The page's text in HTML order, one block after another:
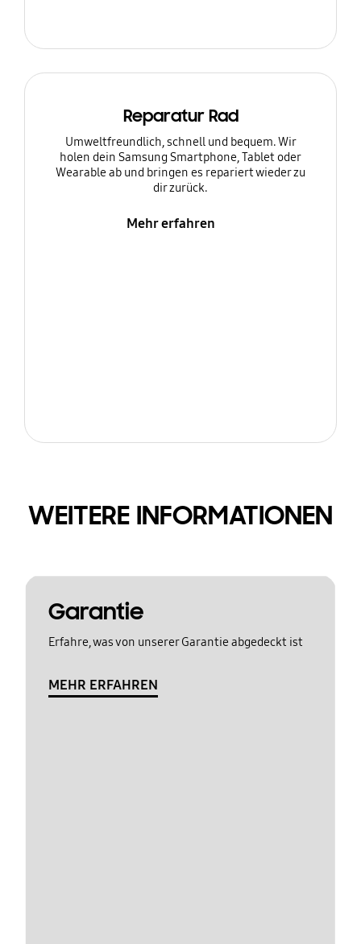
Reparatur Rad
Umweltfreundlich, schnell und bequem. Wir
holen dein Samsung Smartphone, Tablet oder
Wearable ab und bringen es repariert wieder zu
dir zurück.
Mehr erfahren
WEITERE INFORMATIONEN
Garantie
Erfahre, was von unserer Garantie abgedeckt ist
MEHR ERFAHREN